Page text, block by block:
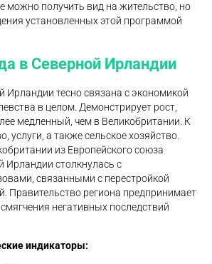
можно получить вид на жительство, но
установленных этой программой
в Северной Ирландии
Ирландии тесно связана с экономикой
в целом. Демонстрирует рост,
медленный, чем в Великобритании. К
услуги, а также сельское хозяйство.
из Европейского союза
Ирландии столкнулась с
связанными с перестройкой
Правительство региона предпринимает
негативных последствий
индикаторы: